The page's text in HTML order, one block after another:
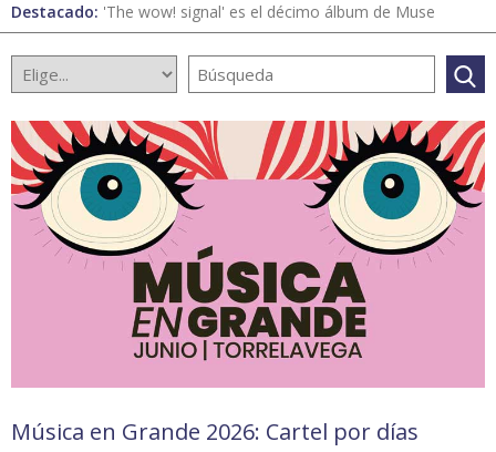
Destacado: 'The wow! signal' es el décimo álbum de Muse
Música en Grande 2026: Cartel por días